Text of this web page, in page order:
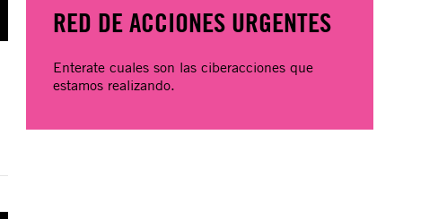
RED DE ACCIONES URGENTES
Enterate cuales son las ciberacciones que
estamos realizando.